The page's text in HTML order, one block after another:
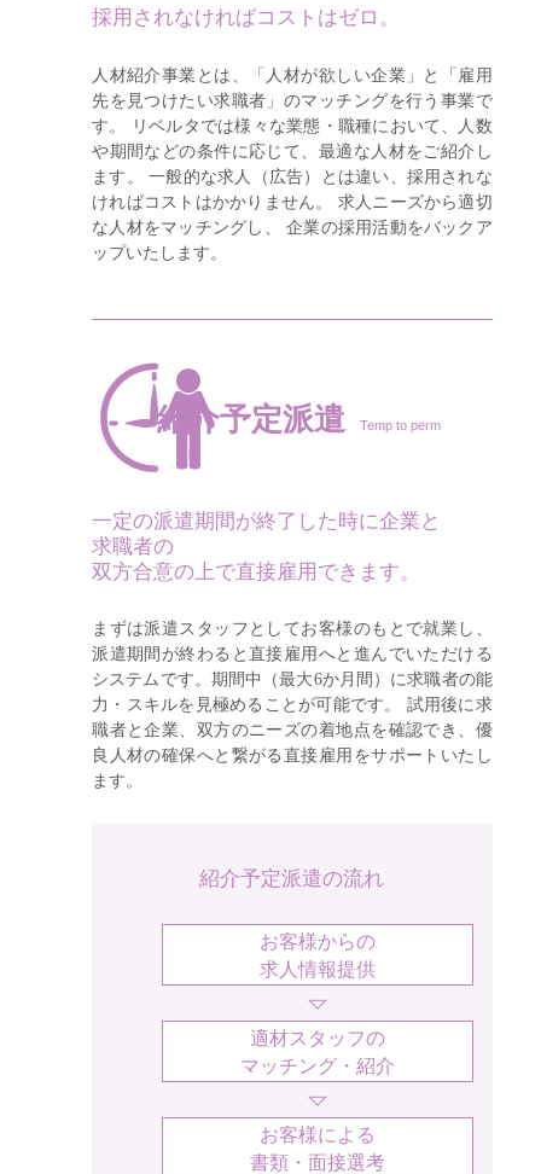
採用されなければコストはゼロ。
人材紹介事業とは、「人材が欲しい企業」と「雇用
先を見つけたい求職者」のマッチングを行う事業で
す。 リベルタでは様々な業態・職種において、人数
や期間などの条件に応じて、最適な人材をご紹介し
ます。 一般的な求人（広告）とは違い、採用されな
ければコストはかかりません。 求人ニーズから適切
な人材をマッチングし、 企業の採用活動をバックア
ップいたします。
紹介予定派遣 Temp to perm
一定の派遣期間が終了した時に企業と
求職者の
双方合意の上で直接雇用できます。
まずは派遣スタッフとしてお客様のもとで就業し、
派遣期間が終わると直接雇用へと進んでいただける
システムです。期間中（最大6か月間）に求職者の能
力・スキルを見極めることが可能です。 試用後に求
職者と企業、双方のニーズの着地点を確認でき、優
良人材の確保へと繋がる直接雇用をサポートいたし
ます。
紹介予定派遣の流れ
お客様からの
求人情報提供
適材スタッフの
マッチング・紹介
お客様による
書類・面接選考